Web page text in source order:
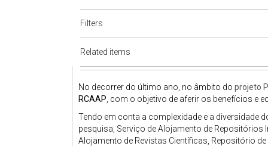
Filters
Related items
No decorrer do último ano, no âmbito do projeto
RCAAP , com o objetivo de aferir os benefícios e
Tendo em conta a complexidade e a diversidade
pesquisa, Serviço de Alojamento de
Alojamento de Revistas Científicas, Repositório